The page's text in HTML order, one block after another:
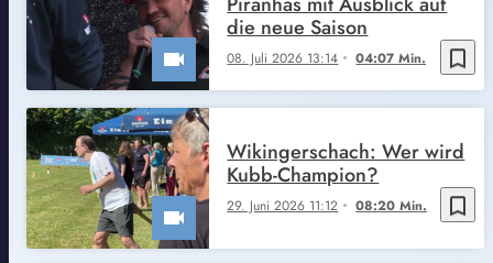
bookmark_border
08. Juli 2026 13:14 04:07 Min.
die neue Saison
bookmark_border
29. Juni 2026 11:12 08:20 Min.
Wikingerschach: Wer wird
Kubb-Champion?